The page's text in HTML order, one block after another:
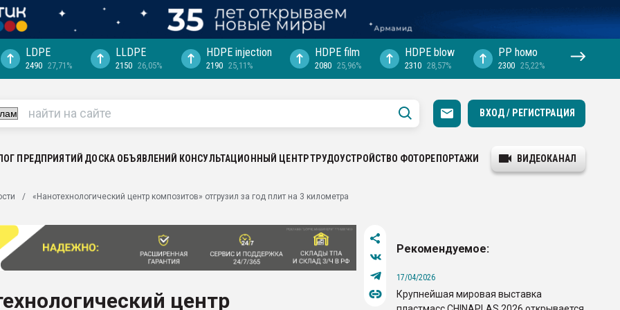
выходит на
рынке
LDPE
2490 27,71%
LLDPE
2150 26,05%
HDPE injection
2190 25,11%
HDPE film
2080 25,96%
HDPE blow
2310 28,57%
PP hомо
2300 25,22%
ВХОД / РЕГИСТРАЦИЯ
ПРЕДПРИЯТИЙ ДОСКА ОБЪЯВЛЕНИЙ КОНСУЛЬТАЦИОННЫЙ ЦЕНТРТРУДОУСТРОЙСТВО ФОТОРЕПОРТАЖИ ВИДЕОКАНАЛ
«Нанотехнологический центр композитов» отгрузил за год плит на 3 километра
центр
Рекомендуемое:
17/04/2026
Крупнейшая мировая выставка